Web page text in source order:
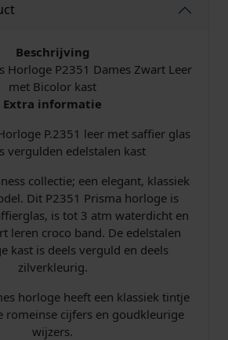
Beschrijving
Horloge P2351 Dames Zwart Leer
met Bicolor kast
Extra informatie
P.2351 leer met saffier glas
vergulden edelstalen kast
collectie; een elegant, klassiek
Dit P2351 Prisma horloge is
is tot 3 atm waterdicht en
leren croco band. De edelstalen
kast is deels verguld en deels
zilverkleurig.
horloge heeft een klassiek tintje
romeinse cijfers en goudkleurige
wijzers.